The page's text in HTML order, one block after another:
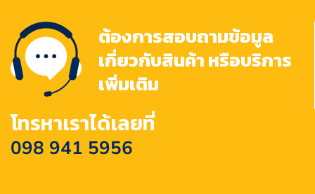
ต้องการสอบถามข้อมูล
เกี่ยวกับสินค้า หรือบริการ
เพิ่มเติม
โทรหาเราได้เลยที่
098 941 5956